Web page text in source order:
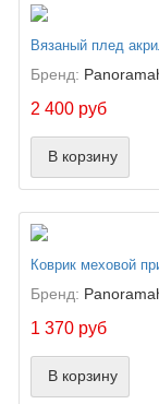
Вязаный плед
Бренд:
2 400 руб
В корзину
Коврик меховой
Бренд:
1 370 руб
В корзину